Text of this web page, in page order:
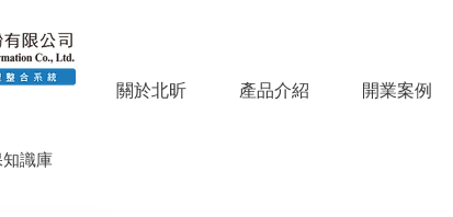
關於北昕 產品介紹 開業案例
識庫